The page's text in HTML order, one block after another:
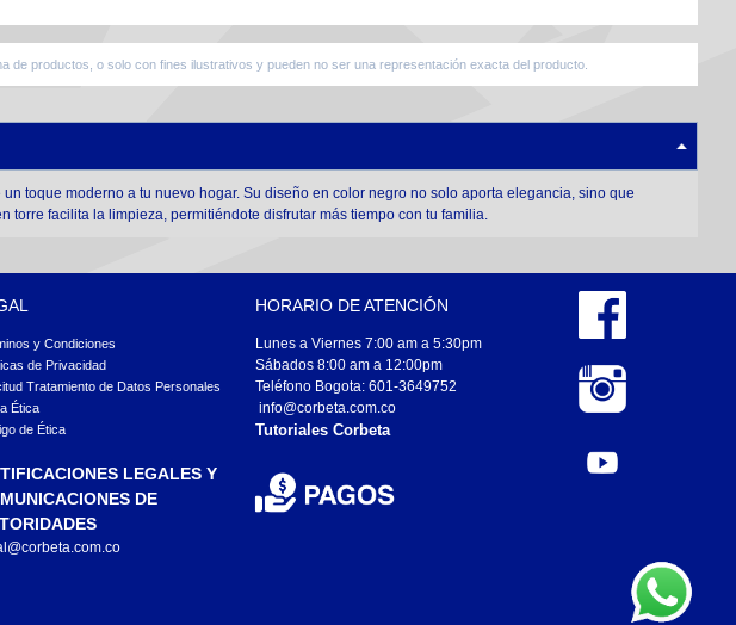
de productos, o solo con fines ilustrativos y pueden no ser una representación exacta del producto.
toque moderno a tu nuevo hogar. Su diseño en color negro no solo aporta elegancia, sino que
torre facilita la limpieza, permitiéndote disfrutar más tiempo con tu familia.
y Condiciones
de Privacidad
Tratamiento de Datos Personales
Ética
de Ética
LEGALES Y
DE
HORARIO DE ATENCIÓN
Lunes a Viernes 7:00 am a 5:30pm
Sábados 8:00 am a 12:00pm
Teléfono Bogota: 601-3649752
info@corbeta.com.co
Tutoriales Corbeta